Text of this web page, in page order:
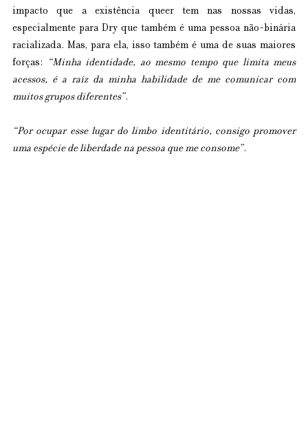
impacto que a existência queer tem nas nossas vidas,
especialmente para Dry que também é uma pessoa não-binária
racializada. Mas, para ela, isso também é uma de suas maiores
forças:
“Minha identidade, ao mesmo tempo que limita meus
acessos, é a raíz da minha habilidade de me comunicar com
muitos grupos diferentes”.
“Por ocupar esse lugar do limbo identitário, consigo promover
uma espécie de liberdade na pessoa que me consome”.